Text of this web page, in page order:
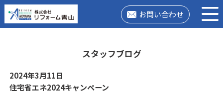
お問い合わせ
スタッフブログ
2024年3月11日
住宅省エネ2024キャンペーン